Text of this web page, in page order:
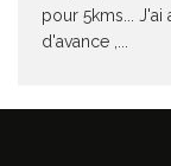
pour 5kms... J'ai
d'avance ,...